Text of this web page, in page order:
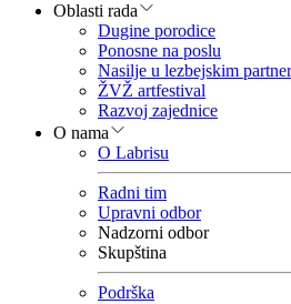
Oblasti rada
Dugine porodice
Ponosne na poslu
Nasilje u lezbejskim
ŽVŽ artfestival
Razvoj zajednice
O nama
O Labrisu
Radni tim
Upravni odbor
Nadzorni odbor
Skupština
Podrška